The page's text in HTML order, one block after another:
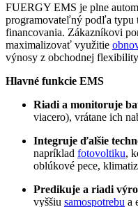
FUERGY EMS je plne
programovateľný podľa typu
financovania. Zákazníkovi
maximalizovať využitie
výnosy z obchodnej
Hlavné funkcie EMS
Riadi a monitoruje
viacero), vrátane ich
Integruje ďalšie
napríklad fotovoltiku,
oblúkové pece,
Predikuje a riadi
vyššiu samospotrebu a